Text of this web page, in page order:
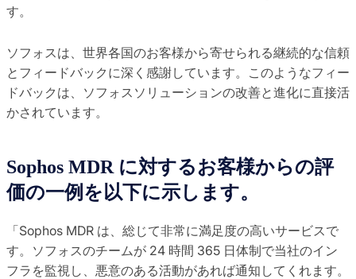
す。
ソフォスは、世界各国のお客様から寄せられる継続的な信頼
とフィードバックに深く感謝しています。このようなフィー
ドバックは、ソフォスソリューションの改善と進化に直接活
かされています。
Sophos MDR に対するお客様からの評
価の一例を以下に示します。
「Sophos MDR は、総じて非常に満足度の高いサービスで
す。ソフォスのチームが 24 時間 365 日体制で当社のイン
フラを監視し、悪意のある活動があれば通知してくれます。